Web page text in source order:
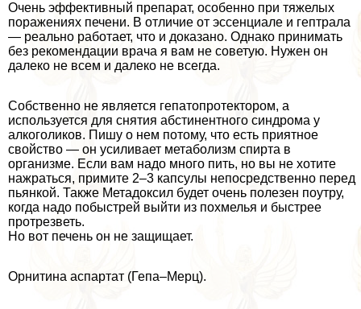
Очень эффективный препарат, особенно при тяжелых
поражениях печени. В отличие от эссенциале и гептрала
— реально работает, что и доказано. Однако принимать
без рекомендации врача я вам не советую. Нужен он
далеко не всем и далеко не всегда.
Собственно не является гепатопротектором, а
используется для снятия абстинентного синдрома у
алкоголиков. Пишу о нем потому, что есть приятное
свойство — он усиливает метаболизм спирта в
организме. Если вам надо много пить, но вы не хотите
нажраться, примите 2–3 капсулы непосредственно перед
пьянкой. Также Метадоксил будет очень полезен поутру,
когда надо побыстрей выйти из похмелья и быстрее
протрезветь.
Но вот печень он не защищает.
Орнитина аспартат (Гепа–Мерц).